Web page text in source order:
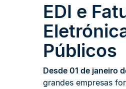
EDI e
Públicos
Desde 01 de janeiro
grandes empresas